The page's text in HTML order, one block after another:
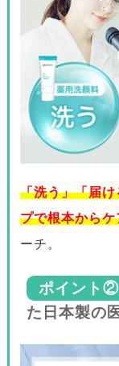
「洗う」「届
プで根本からケ
ーチ。
ポイント②
た日本製の